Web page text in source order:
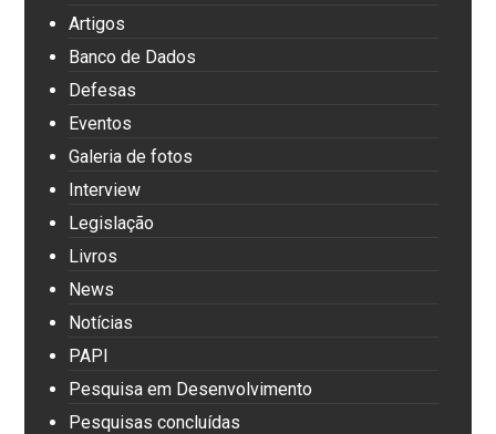
Artigos
Banco de Dados
Defesas
Eventos
Galeria de fotos
Interview
Legislação
Livros
News
Notícias
PAPI
Pesquisa em Desenvolvimento
Pesquisas concluídas